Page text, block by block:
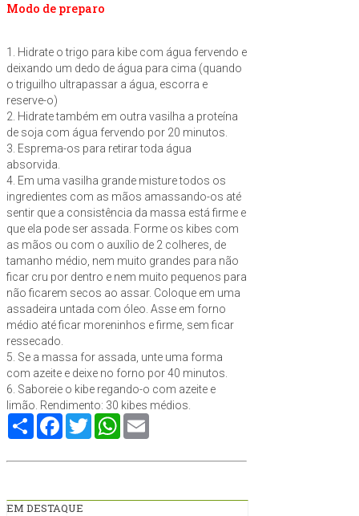
Modo de preparo
1. Hidrate o trigo para kibe com água fervendo e
deixando um dedo de água para cima (quando
o triguilho ultrapassar a água, escorra e
reserve-o)
2. Hidrate também em outra vasilha a proteína
de soja com água fervendo por 20 minutos.
3. Esprema-os para retirar toda água
absorvida.
4. Em uma vasilha grande misture todos os
ingredientes com as mãos amassando-os até
sentir que a consistência da massa está firme e
que ela pode ser assada. Forme os kibes com
as mãos ou com o auxílio de 2 colheres, de
tamanho médio, nem muito grandes para não
ficar cru por dentro e nem muito pequenos para
não ficarem secos ao assar. Coloque em uma
assadeira untada com óleo. Asse em forno
médio até ficar moreninhos e firme, sem ficar
ressecado.
5. Se a massa for assada, unte uma forma
com azeite e deixe no forno por 40 minutos.
6. Saboreie o kibe regando-o com azeite e
limão. Rendimento: 30 kibes médios.
Compartilhe
Facebook
TwitterWhatsApp
EM DESTAQUE